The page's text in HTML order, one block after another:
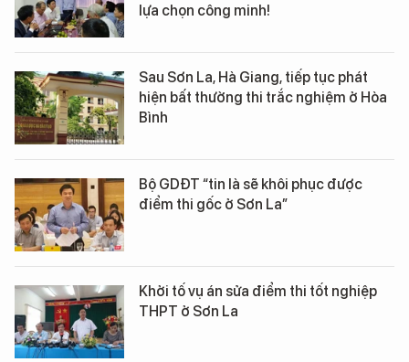
lựa chọn công minh!
Sau Sơn La, Hà Giang, tiếp tục phát
hiện bất thường thi trắc nghiệm ở Hòa
Bình
Bộ GDĐT “tin là sẽ khôi phục được
điểm thi gốc ở Sơn La”
Khởi tố vụ án sửa điểm thi tốt nghiệp
THPT ở Sơn La